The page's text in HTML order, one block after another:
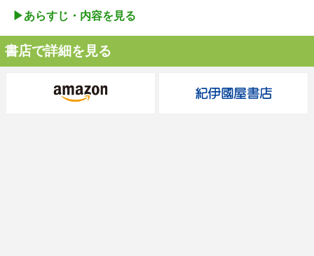
▶︎あらすじ・内容を見る
書店で詳細を見る